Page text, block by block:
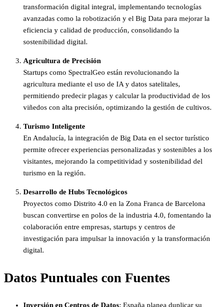
transformación digital integral, implementando tecnologías
avanzadas como la robotización y el Big Data para mejorar la
eficiencia y calidad de producción, consolidando la
sostenibilidad digital.
Agricultura de Precisión
Startups como SpectralGeo están revolucionando la
agricultura mediante el uso de IA y datos satelitales,
permitiendo predecir plagas y calcular la productividad de los
viñedos con alta precisión, optimizando la gestión de cultivos.
Turismo Inteligente
En Andalucía, la integración de Big Data en el sector turístico
permite ofrecer experiencias personalizadas y sostenibles a los
visitantes, mejorando la competitividad y sostenibilidad del
turismo en la región.
Desarrollo de Hubs Tecnológicos
Proyectos como Distrito 4.0 en la Zona Franca de Barcelona
buscan convertirse en polos de la industria 4.0, fomentando la
colaboración entre empresas, startups y centros de
investigación para impulsar la innovación y la transformación
digital.
Datos Puntuales con Fuentes
Inversión en Centros de Datos: España planea duplicar su